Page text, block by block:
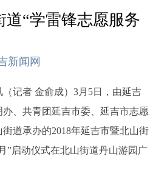
道“学雷锋志愿服务
新闻网
记者 金俞成）3月5日，由延吉
、共青团延吉市委、延吉市志愿
道承办的2018年延吉市暨北山街
”启动仪式在北山街道丹山游园广